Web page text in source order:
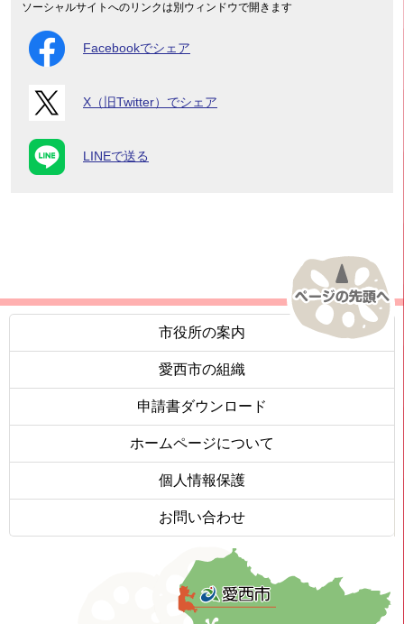
ソーシャルサイトへのリンクは別ウィンドウで開きます
Facebookでシェア
X（旧Twitter）でシェア
LINEで送る
市役所の案内
愛西市の組織
申請書ダウンロード
ホームページについて
個人情報保護
お問い合わせ